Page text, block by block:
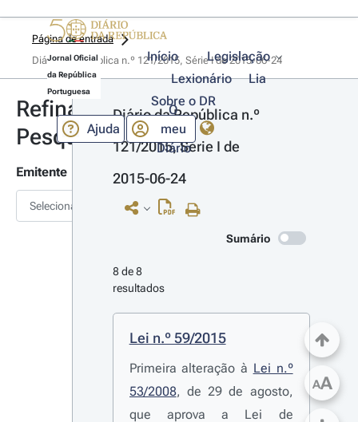
Jornal Oficial
da República
Portuguesa
Início
Legislação
Lexionário
Lia
Sobre o DR
Ajuda
O
meu
Diário
Página de entrada
Diário da República n.º 121/2015, Série I de 2015-06-24
Refinar
Pesquisa
Emitente
Selecionar
Diário da República n.º
121/2015, Série I de
2015-06-24
Sumário
8 de 8
resultados
Lei n.º 59/2015
Primeira alteração à Lei n.º
53/2008, de 29 de agosto,
que aprova a Lei de
AA